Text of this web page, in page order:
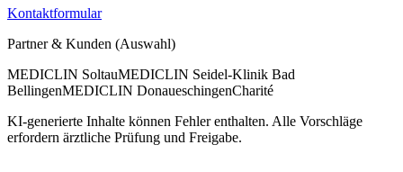
Kontaktformular
Partner & Kunden (Auswahl)
MEDICLIN SoltauMEDICLIN Seidel-Klinik Bad
BellingenMEDICLIN DonaueschingenCharité
KI-generierte Inhalte können Fehler enthalten. Alle Vorschläge
erfordern ärztliche Prüfung und Freigabe.